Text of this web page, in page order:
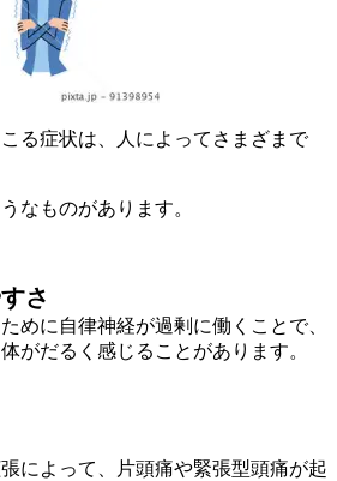
る症状は、人によってさまざまで
なものがあります。
さ
めに自律神経が過剰に働くことで、
がだるく感じることがあります。
によって、片頭痛や緊張型頭痛が起